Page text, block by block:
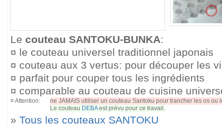
Le couteau SANTOKU-BUNKA:
¤ le couteau universel traditionnel japonais
¤ couteau aux 3 vertus: pour découper les
¤ parfait pour couper tous les ingrédients
¤ comparable au couteau de cuisine
¤ Attention:
ne JAMAIS utiliser un couteau Santoku pour trancher les os ou
Le couteau DEBAest prévu pour ce travail.
» Tous les couteaux SANTOKU